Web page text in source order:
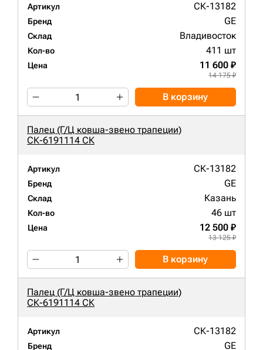
Артикул СК-13182
Бренд GE
Склад Владивосток
Кол-во 411 шт
Цена 11 600 ₽
14 175 ₽
В корзину
Палец (Г/Ц ковша-звено трапеции)
СК-6191114 СК
Артикул СК-13182
Бренд GE
Склад Казань
Кол-во 46 шт
Цена 12 500 ₽
13 125 ₽
В корзину
Палец (Г/Ц ковша-звено трапеции)
СК-6191114 СК
Артикул СК-13182
Бренд GE